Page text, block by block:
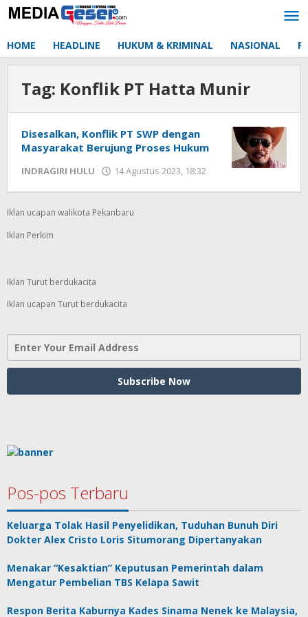
Lewati
ke
HOME HEADLINE HUKUM & KRIMINAL NASIONAL
Tag: Konflik PT Hatta Munir
Disesalkan, Konflik PT SWP dengan
Masyarakat Berujung Proses Hukum
INDRAGIRI HULU 14 Agustus 2023, 18:32
oleh
Iklan ucapan walikota Pekanbaru
Iklan Perkim
Iklan Turut berdukacita
Iklan ucapan Turut berdukacita
Pos-pos Terbaru
Keluarga Tolak Hasil Penyelidikan, Tuduhan Bunuh Diri
Dokter Alex Cristo Loris Situmorang Dipertanyakan
Menakar “Kesaktian” Keputusan Pemerintah dalam
Mengatur Pembelian TBS Kelapa Sawit
Respon Berita Kaburnya Kades Sinama Nenek ke Malaysia,